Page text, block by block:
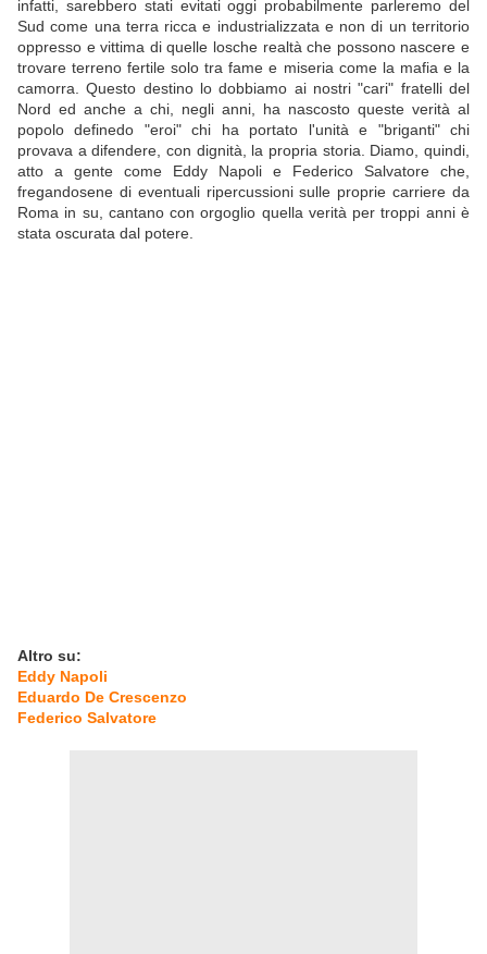
infatti, sarebbero stati evitati oggi probabilmente parleremo del
Sud come una terra ricca e industrializzata e non di un territorio
oppresso e vittima di quelle losche realtà che possono nascere e
trovare terreno fertile solo tra fame e miseria come la mafia e la
camorra. Questo destino lo dobbiamo ai nostri "cari" fratelli del
Nord ed anche a chi, negli anni, ha nascosto queste verità al
popolo definedo "eroi" chi ha portato l'unità e "briganti" chi
provava a difendere, con dignità, la propria storia. Diamo, quindi,
atto a gente come Eddy Napoli e Federico Salvatore che,
fregandosene di eventuali ripercussioni sulle proprie carriere da
Roma in su, cantano con orgoglio quella verità per troppi anni è
stata oscurata dal potere.
Altro su:
Eddy Napoli
Eduardo De Crescenzo
Federico Salvatore